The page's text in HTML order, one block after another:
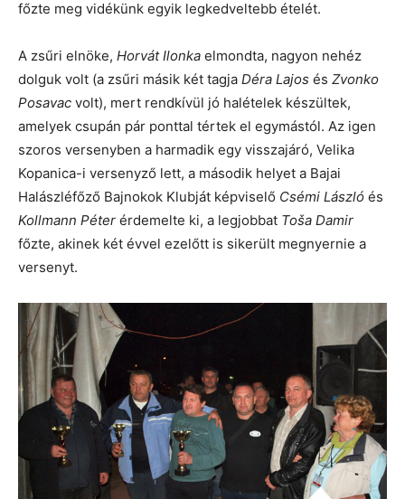
főzte meg vidékünk egyik legkedveltebb ételét.
A zsűri elnöke, Horvát Ilonka elmondta, nagyon nehéz
dolguk volt (a zsűri másik két tagja Déra Lajos és Zvonko
Posavac volt), mert rendkívül jó halételek készültek,
amelyek csupán pár ponttal tértek el egymástól. Az igen
szoros versenyben a harmadik egy visszajáró, Velika
Kopanica-i versenyző lett, a második helyet a Bajai
Halászléfőző Bajnokok Klubját képviselő Csémi László és
Kollmann Péter érdemelte ki, a legjobbat Toša Damir
főzte, akinek két évvel ezelőtt is sikerült megnyernie a
versenyt.